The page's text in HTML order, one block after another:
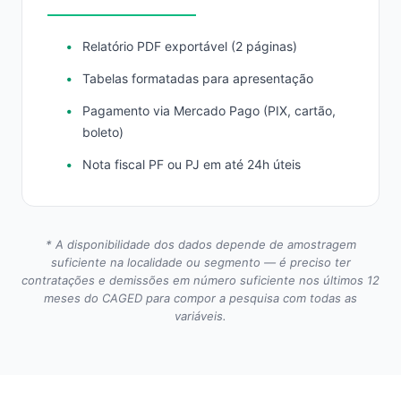
Relatório PDF exportável (2 páginas)
Tabelas formatadas para apresentação
Pagamento via Mercado Pago (PIX, cartão,
boleto)
Nota fiscal PF ou PJ em até 24h úteis
* A disponibilidade dos dados depende de amostragem
suficiente na localidade ou segmento — é preciso ter
contratações e demissões em número suficiente nos últimos 12
meses do CAGED para compor a pesquisa com todas as
variáveis.